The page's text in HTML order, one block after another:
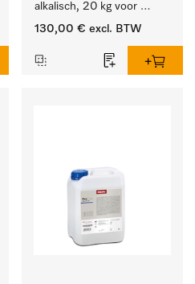
alkalisch, 20 kg voor
behoud van kleur en
was.
130,00 € excl. BTW